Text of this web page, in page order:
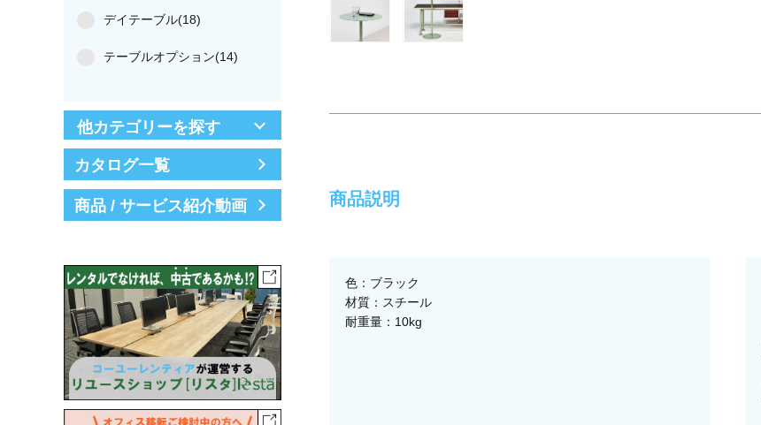
デイテーブル(18)
テーブルオプション(14)
他カテゴリーを探す
カタログ一覧
商品 / サービス紹介動画 商品説明
色：ブラック
材質：スチール
耐重量：10kg